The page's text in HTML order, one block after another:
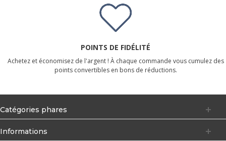
POINTS DE FIDÉLITÉ
Achetez et économisez de l'argent ! À chaque commande vous cumulez des
points convertibles en bons de réductions.
Catégories phares
Informations